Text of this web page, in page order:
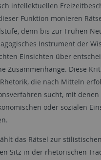
intellektuellen
Funktion monieren
denn bis zur Frühen
Instrument der
Einsichten über
Zusammenhänge. Diese
die nach Mitteln
sucht, mit
oder sozialen
das Rätsel zur
Sitz in der rhetorischen